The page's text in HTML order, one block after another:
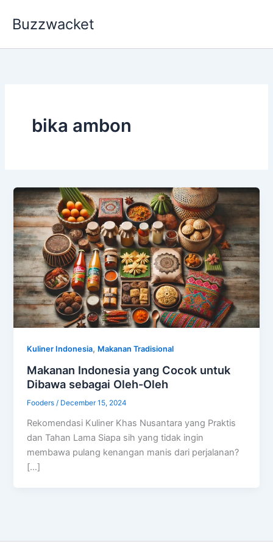
Buzzwacket
bika ambon
Kuliner Indonesia, Makanan Tradisional
Makanan Indonesia yang Cocok untuk
Dibawa sebagai Oleh-Oleh
Fooders/ December 15, 2024
Rekomendasi Kuliner Khas Nusantara yang Praktis
dan Tahan Lama Siapa sih yang tidak ingin
membawa pulang kenangan manis dari perjalanan?
[…]